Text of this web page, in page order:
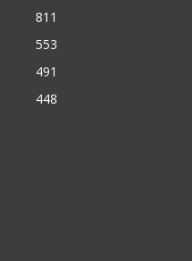
811
553
491
448